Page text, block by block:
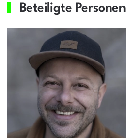
Beteiligte Personen